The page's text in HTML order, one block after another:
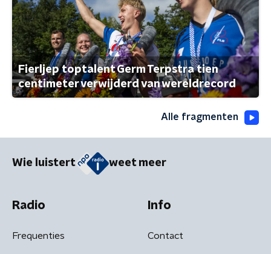
Fierljep toptalent Germ Terpstra tien
centimeter verwijderd van wereldrecord
Alle fragmenten
Wie luistert weet meer
Radio
Frequenties
Info
Contact